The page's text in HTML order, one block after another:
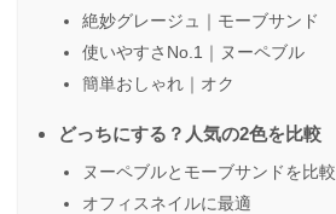
絶妙グレージュ｜モーブサンド
使いやすさNo.1｜ヌーペブル
簡単おしゃれ｜オク
どっちにする？人気の2色を比較
ヌーペブルとモーブサンドを比較
オフィスネイルに最適